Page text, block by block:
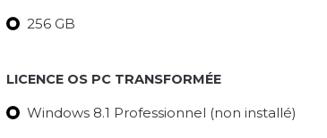
256 GB
LICENCE OS PC TRANSFORMÉE
Windows 8.1 Professionnel (non installé)